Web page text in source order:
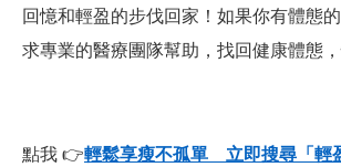
回憶和輕盈的步伐回家！如果你有體態的
求專業的醫療團隊幫助，找回健康體態
點我 👉輕鬆享瘦不孤單 立即搜尋「輕